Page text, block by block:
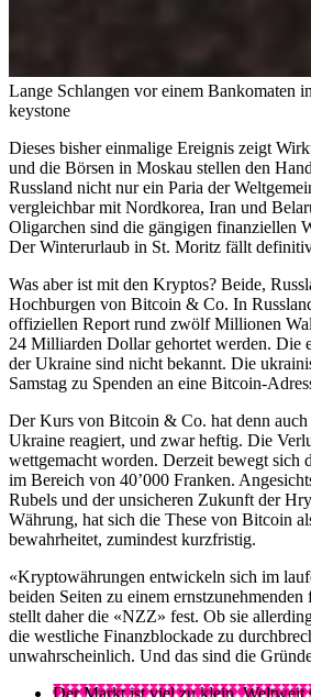
Lange Schlangen vor einem Bankomaten
keystone
Dieses bisher einmalige Ereignis zeigt
und die Börsen in Moskau stellen den
Russland nicht nur ein Paria der
vergleichbar mit Nordkorea, Iran und
Oligarchen sind die gängigen finanziellen
Der Winterurlaub in St. Moritz fällt definitiv
Was aber ist mit den Kryptos? Beide,
Hochburgen von Bitcoin & Co. In
offiziellen Report rund zwölf Millionen
24 Milliarden Dollar gehortet werden. Die
der Ukraine sind nicht bekannt. Die
Samstag zu Spenden an eine Bitcoin-
Der Kurs von Bitcoin & Co. hat denn
Ukraine reagiert, und zwar heftig. Die
wettgemacht worden. Derzeit bewegt sich
im Bereich von 40’000 Franken.
Rubels und der unsicheren Zukunft der
Währung, hat sich die These von Bitcoin
bewahrheitet, zumindest kurzfristig.
«Kryptowährungen entwickeln sich im
beiden Seiten zu einem
stellt daher die «NZZ» fest. Ob sie
die westliche Finanzblockade zu
unwahrscheinlich. Und das sind die
Der Markt ist viel zu klein. Weltweit